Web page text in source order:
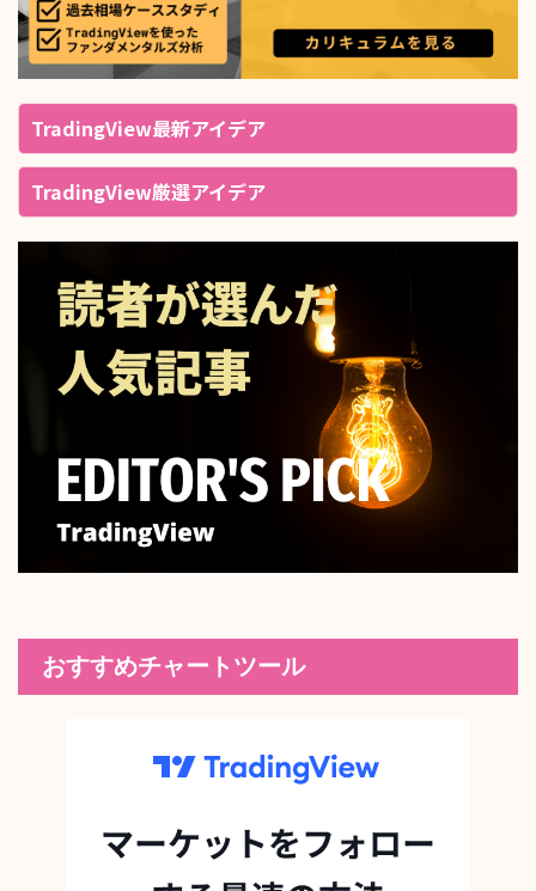
TradingView最新アイデア
TradingView厳選アイデア
おすすめチャートツール